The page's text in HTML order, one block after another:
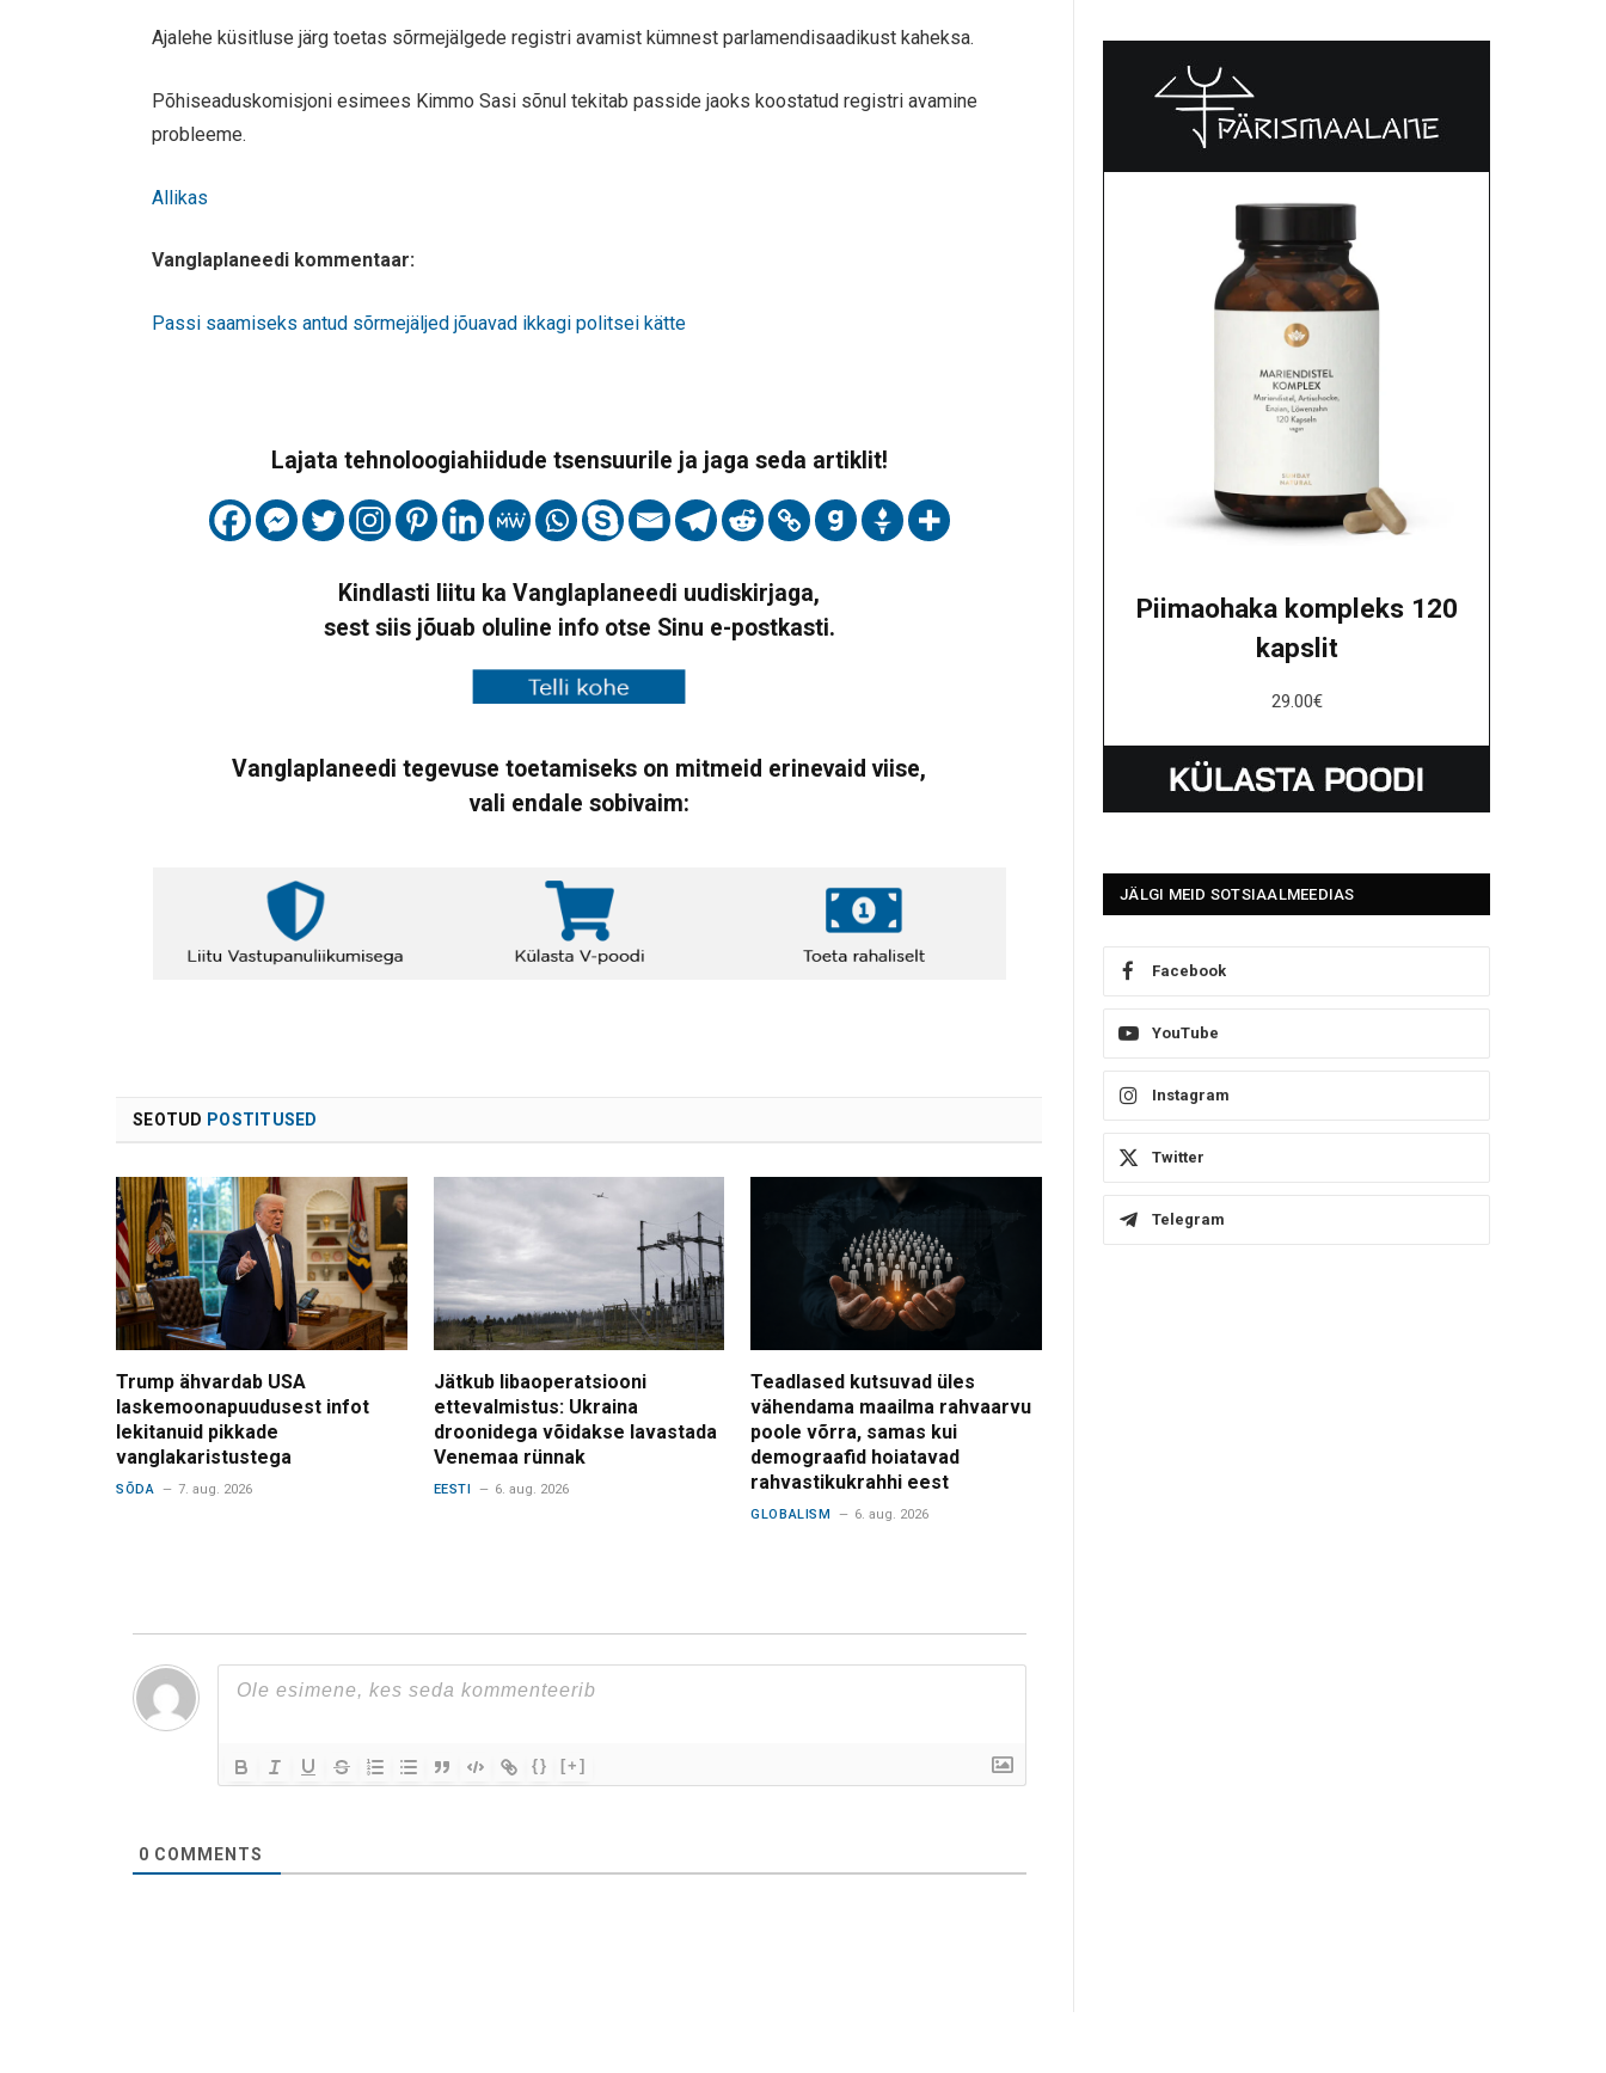
Ajalehe küsitluse järg toetas sõrmejälgede registri avamist kümnest parlamendisaadikust kaheksa.
Põhiseaduskomisjoni esimees Kimmo Sasi sõnul tekitab passide jaoks koostatud registri avamine
probleeme.
Allikas
Vanglaplaneedi kommentaar:
Passi saamiseks antud sõrmejäljed jõuavad ikkagi politsei kätte
Lajata tehnoloogiahiidude tsensuurile ja jaga seda artiklit!
Kindlasti liitu ka Vanglaplaneedi uudiskirjaga,
sest siis jõuab oluline info otse Sinu e-postkasti.
Vanglaplaneedi tegevuse toetamiseks on mitmeid erinevaid viise,
vali endale sobivaim:
SEOTUD POSTITUSED
Trump ähvardab USA
laskemoonapuudusest infot
lekitanuid pikkade
vanglakaristustega
SÕDA 7. aug. 2026
Jätkub libaoperatsiooni
ettevalmistus: Ukraina
droonidega võidakse lavastada
Venemaa rünnak
EESTI 6. aug. 2026
Teadlased kutsuvad üles
vähendama maailma rahvaarvu
poole võrra, samas kui
demograafid hoiatavad
rahvastikukrahhi eest
GLOBALISM 6. aug. 2026
{} [+]
0 COMMENTS
Piimaohaka kompleks 120
kapslit
29.00€
JÄLGI MEID SOTSIAALMEEDIAS
Facebook
YouTube
Instagram
Twitter
Telegram